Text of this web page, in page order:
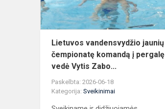
Lietuvos vandensvydžio jaunių
čempionatę komandą į pergalę
vedė Vytis Zabo...
Paskelbta: 2026-06-18
Kategorija: Sveikinimai